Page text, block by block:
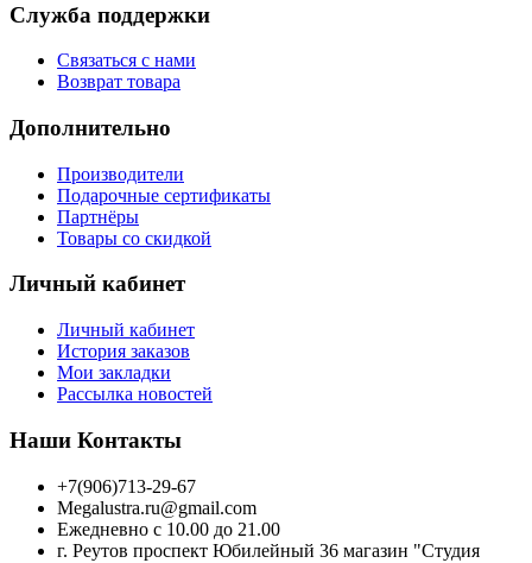
Служба поддержки
Связаться с нами
Возврат товара
Дополнительно
Производители
Подарочные сертификаты
Партнёры
Товары со скидкой
Личный кабинет
Личный кабинет
История заказов
Мои закладки
Рассылка новостей
Наши Контакты
+7(906)713-29-67
Megalustra.ru@gmail.com
Ежедневно с 10.00 до 21.00
г. Реутов проспект Юбилейный 36 магазин "Студия